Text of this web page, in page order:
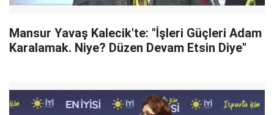
Mansur Yavaş Kalecik'te: "İşleri Güçleri Adam
Karalamak. Niye? Düzen Devam Etsin Diye"